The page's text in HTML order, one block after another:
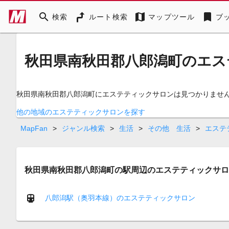
search 検索 ルート検索 map マップツール bookmark ブ
秋田県南秋田郡八郎潟町のエ
秋田県南秋田郡八郎潟町にエステティックサロンは見つかりませ
他の地域のエステティックサロンを探す
MapFan
> ジャンル検索 > 生活 > その他 生活 > エステ
秋田県南秋田郡八郎潟町の駅周辺のエステティックサ
八郎潟駅（奥羽本線）のエステティックサロン